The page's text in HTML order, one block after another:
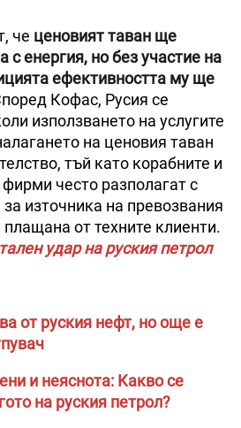
че ценовият таван ще
с енергия, но без участие на
ефективността му ще
Кофас, Русия се
използването на услугите
на ценовия таван
тъй като корабните и
често разполагат с
източника на превозвания
от техните клиенти.
удар на руския петрол
от руския нефт, но още е
и неяснота: Какво се
на руския петрол?